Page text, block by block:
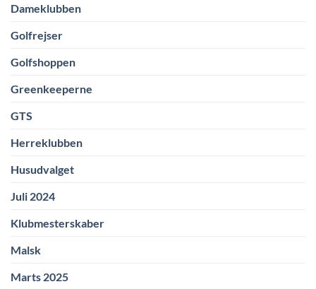
Dameklubben
Golfrejser
Golfshoppen
Greenkeeperne
GTS
Herreklubben
Husudvalget
Juli 2024
Klubmesterskaber
Malsk
Marts 2025